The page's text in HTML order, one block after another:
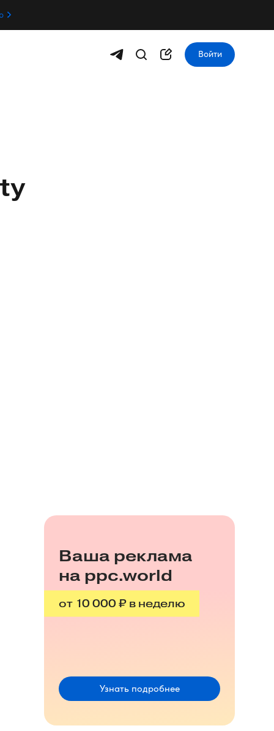
Войти
Ваша реклама
на ppc.world
от 10 000 ₽ в неделю
Узнать подробнее